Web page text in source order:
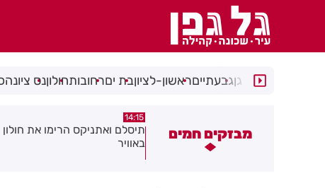
רמת גןגבעתייםראשון-לציוןבת יםרחובותחולוןנס ציונה
מבזקים חמים
תיסלם ואתניקס הרימו את חולון
פצוע בתאונת אופנוע